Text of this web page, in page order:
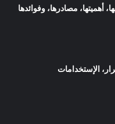
الإستخدامات